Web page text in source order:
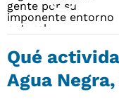
Qué
Agua